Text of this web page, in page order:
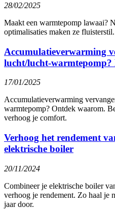
28/02/2025
Maakt een warmtepomp lawaai?
optimalisaties maken ze
Accumulatieverwarming
lucht/lucht-warmtepomp?
17/01/2025
Accumulatieverwarming
warmtepomp? Ontdek waarom.
verhoog je comfort.
Verhoog het rendement
elektrische boiler
20/11/2024
Combineer je elektrische boiler
verhoog je rendement. Zo haal je
jaar door.